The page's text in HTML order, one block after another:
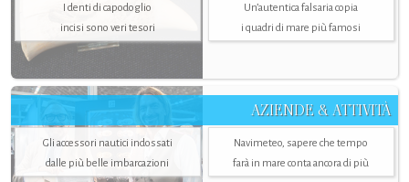
I denti di capodoglio
incisi sono veri tesori
Un’autentica falsaria copia
i quadri di mare più famosi
AZIENDE & ATTIVITÀ
Gli accessori nautici indossati
dalle più belle imbarcazioni
Navimeteo, sapere che tempo
farà in mare conta ancora di più